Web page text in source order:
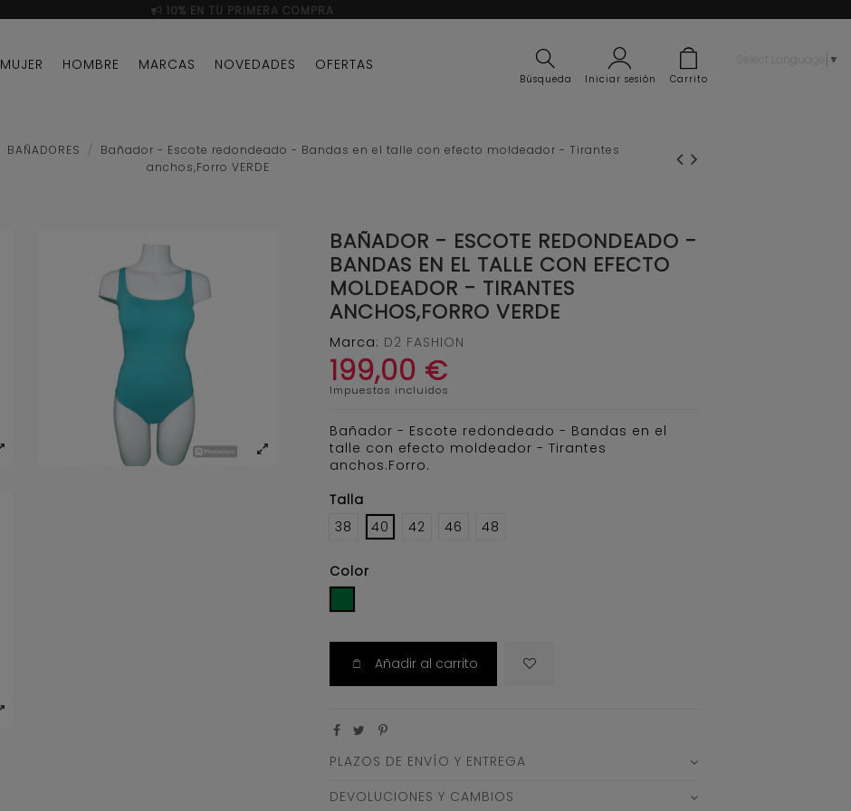
10% EN TU PRIMERA COMPRA
MUJER HOMBRE MARCAS NOVEDADES OFERTAS
Búsqueda Iniciar sesión Carrito
BAÑADORES
Bañador - Escote redondeado - Bandas en el talle con efecto moldeador - Tirantes
anchos,Forro VERDE
BAÑADOR - ESCOTE REDONDEADO -
BANDAS EN EL TALLE CON EFECTO
MOLDEADOR - TIRANTES
ANCHOS,FORRO VERDE
Marca: D2 FASHION
199,00 €
Impuestos incluidos
Bañador - Escote redondeado - Bandas en el
talle con efecto moldeador - Tirantes
anchos.Forro.
Talla
38
40 42 46 48
Color
Añadir al carrito
PLAZOS DE ENVÍO Y ENTREGA
DEVOLUCIONES Y CAMBIOS
▼